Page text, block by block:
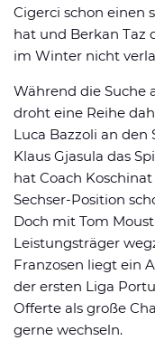
Cigerci schon einen
hat und Berkan Taz
im Winter nicht
Während die Suche
droht eine Reihe
Luca Bazzoli an den
Klaus Gjasula das
hat Coach
Sechser-Position
Doch mit Tom
Leistungsträger
Franzosen liegt ein
der ersten Liga
Offerte als große
gerne wechseln.